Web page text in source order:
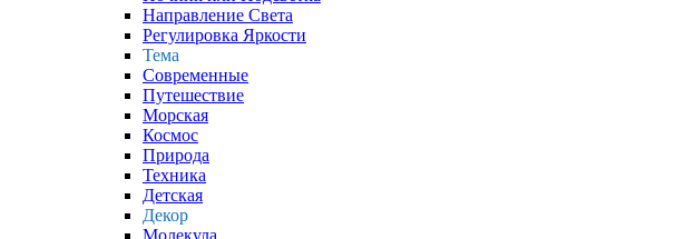
Направление Света
Регулировка Яркости
Тема
Современные
Путешествие
Морская
Космос
Природа
Техника
Детская
Декор
Молекула